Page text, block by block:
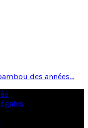
des années…